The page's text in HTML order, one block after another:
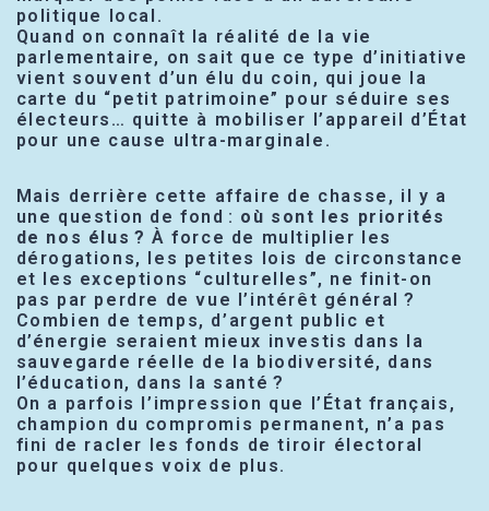
politique local.
Quand on connaît la réalité de la vie
parlementaire, on sait que ce type d’initiative
vient souvent d’un élu du coin, qui joue la
carte du “petit patrimoine” pour séduire ses
électeurs… quitte à mobiliser l’appareil d’État
pour une cause ultra-marginale.
Mais derrière cette affaire de chasse, il y a
une question de fond : où sont les priorités
de nos élus ? À force de multiplier les
dérogations, les petites lois de circonstance
et les exceptions “culturelles”, ne finit-on
pas par perdre de vue l’intérêt général ?
Combien de temps, d’argent public et
d’énergie seraient mieux investis dans la
sauvegarde réelle de la biodiversité, dans
l’éducation, dans la santé ?
On a parfois l’impression que l’État français,
champion du compromis permanent, n’a pas
fini de racler les fonds de tiroir électoral
pour quelques voix de plus.